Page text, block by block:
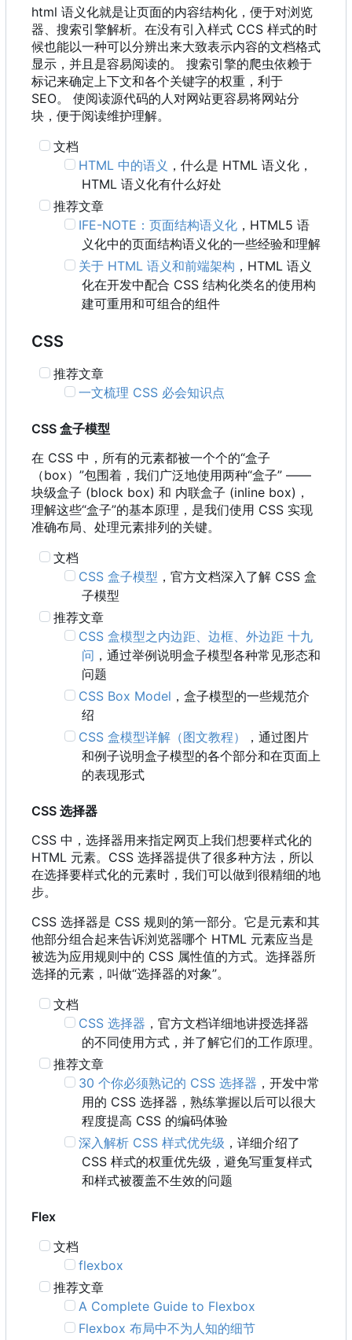
html 语义化就是让页面的内容结构化，便于对浏览
器、搜索引擎解析。在没有引入样式 CCS 样式的时
候也能以一种可以分辨出来大致表示内容的文档格式
显示，并且是容易阅读的。 搜索引擎的爬虫依赖于
标记来确定上下文和各个关键字的权重，利于
SEO。 使阅读源代码的人对网站更容易将网站分
块，便于阅读维护理解。
文档
HTML 中的语义 ，什么是 HTML 语义化 ，
HTML 语义化有什么好处
推荐文章
IFE-NOTE ：页面结构语义化 ， HTML5 语
义化中的页面结构语义化的一些经验和理解
关于 HTML 语义和前端架构 ， HTML 语义
化在开发中配合 CSS 结构化类名的使用构
建可重用和可组合的组件
CSS
推荐文章
一文梳理 CSS 必会知识点
CSS 盒子模型
在 CSS 中 ， 所有的元素都被一个个的“盒子
（box） ”包围着 ， 我们广泛地使用两种“盒子” ——
块级盒子 (block box) 和 内联盒子 (inline box)，
理解这些“盒子”的基本原理，是我们使用 CSS 实现
准确布局、处理元素排列的关键。
文档
CSS 盒子模型 ，官方文档深入了解 CSS 盒
子模型
推荐文章
CSS 盒模型之内边距、边框、外边距 十九
问 ，通过举例说明盒子模型各种常见形态和
问题
CSS Box Model ，盒子模型的一些规范介
绍
CSS 盒模型详解（图文教程）
，通过图片
和例子说明盒子模型的各个部分和在页面上
的表现形式
CSS 选择器
CSS 中，选择器用来指定网页上我们想要样式化的
HTML 元素。CSS 选择器提供了很多种方法，所以
在选择要样式化的元素时，我们可以做到很精细的地
步。
CSS 选择器是 CSS 规则的第一部分。它是元素和其
他部分组合起来告诉浏览器哪个 HTML 元素应当是
被选为应用规则中的 CSS 属性值的方式。选择器所
选择的元素，叫做“选择器的对象”。
文档
CSS 选择器 ，官方文档详细地讲授选择器
的不同使用方式，并了解它们的工作原理。
推荐文章
30 个你必须熟记的 CSS 选择器 ，开发中常
用的 CSS 选择器，熟练掌握以后可以很大
程度提高 CSS 的编码体验
深入解析 CSS 样式优先级 ，详细介绍了
CSS 样式的权重优先级，避免写重复样式
和样式被覆盖不生效的问题
Flex
文档
flexbox
推荐文章
A Complete Guide to Flexbox
Flexbox 布局中不为人知的细节